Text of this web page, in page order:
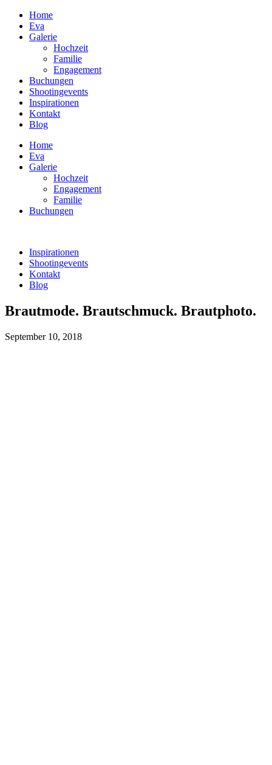
Home
Eva
Galerie
Hochzeit
Familie
Engagement
Buchungen
Shootingevents
Inspirationen
Kontakt
Blog
Home
Eva
Galerie
Hochzeit
Engagement
Familie
Buchungen
Inspirationen
Shootingevents
Kontakt
Blog
Brautmode. Brautschmuck. Brautphoto.
September 10, 2018